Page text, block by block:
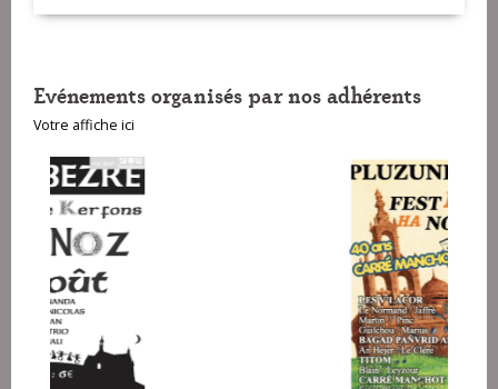
Evénements organisés par nos adhérents
Votre affiche ici